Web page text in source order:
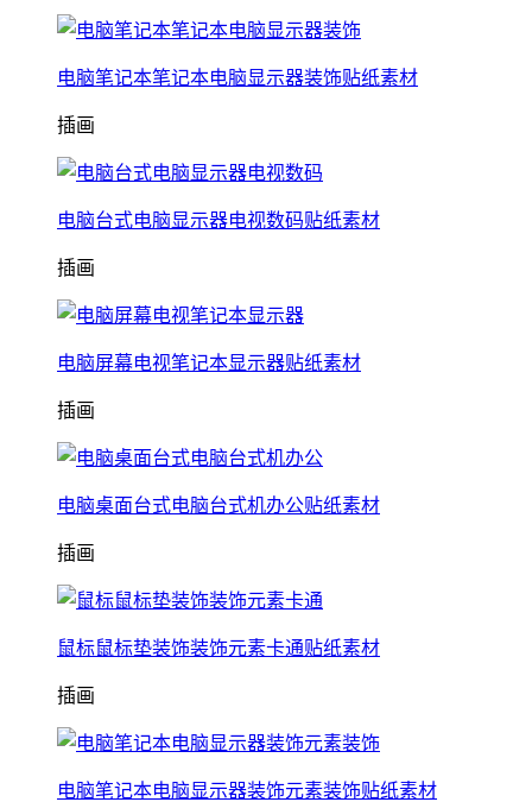
电脑笔记本笔记本电脑显示器装饰贴纸素材
插画
电脑台式电脑显示器电视数码贴纸素材
插画
电脑屏幕电视笔记本显示器贴纸素材
插画
电脑桌面台式电脑台式机办公贴纸素材
插画
鼠标鼠标垫装饰装饰元素卡通贴纸素材
插画
电脑笔记本电脑显示器装饰元素装饰贴纸素材